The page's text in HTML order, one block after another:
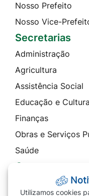
Nosso Prefeito
Nosso Vice-
Secretarias
Administração
Agricultura
Assistência Social
Educação e Cultura
Finanças
Obras e Serviços
Saúde
Contato
Utilizamos cookies